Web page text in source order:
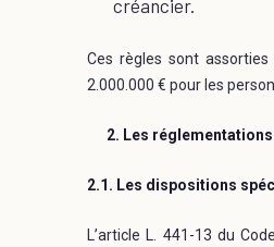
créancier.
Ces règles sont
2.000.000 € pour les
2. Les réglementations
2.1. Les dispositions
L’article L. 441-13 du